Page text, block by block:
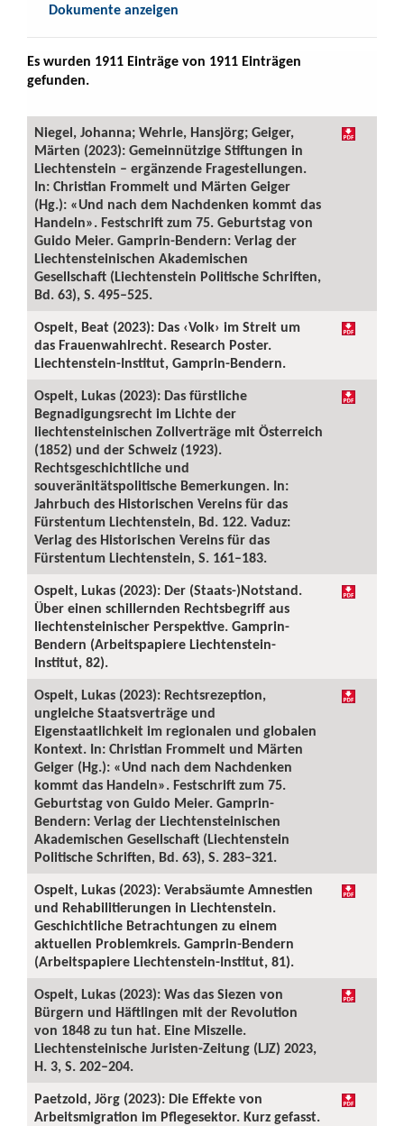
Dokumente anzeigen
Es wurden 1911 Einträge von 1911 Einträgen
gefunden.
Niegel, Johanna; Wehrle, Hansjörg; Geiger,
Märten (2023): Gemeinnützige Stiftungen in
Liechtenstein – ergänzende Fragestellungen.
In: Christian Frommelt und Märten Geiger
(Hg.): «Und nach dem Nachdenken kommt das
Handeln». Festschrift zum 75. Geburtstag von
Guido Meier. Gamprin-Bendern: Verlag der
Liechtensteinischen Akademischen
Gesellschaft (Liechtenstein Politische Schriften,
Bd. 63), S. 495–525.
Ospelt, Beat (2023): Das ‹Volk› im Streit um
das Frauenwahlrecht. Research Poster.
Liechtenstein-Institut, Gamprin-Bendern.
Ospelt, Lukas (2023): Das fürstliche
Begnadigungsrecht im Lichte der
liechtensteinischen Zollverträge mit Österreich
(1852) und der Schweiz (1923).
Rechtsgeschichtliche und
souveränitätspolitische Bemerkungen. In:
Jahrbuch des Historischen Vereins für das
Fürstentum Liechtenstein, Bd. 122. Vaduz:
Verlag des Historischen Vereins für das
Fürstentum Liechtenstein, S. 161–183.
Ospelt, Lukas (2023): Der (Staats-)Notstand.
Über einen schillernden Rechtsbegriff aus
liechtensteinischer Perspektive. Gamprin-
Bendern (Arbeitspapiere Liechtenstein-
Institut, 82).
Ospelt, Lukas (2023): Rechtsrezeption,
ungleiche Staatsverträge und
Eigenstaatlichkeit im regionalen und globalen
Kontext. In: Christian Frommelt und Märten
Geiger (Hg.): «Und nach dem Nachdenken
kommt das Handeln». Festschrift zum 75.
Geburtstag von Guido Meier. Gamprin-
Bendern: Verlag der Liechtensteinischen
Akademischen Gesellschaft (Liechtenstein
Politische Schriften, Bd. 63), S. 283–321.
Ospelt, Lukas (2023): Verabsäumte Amnestien
und Rehabilitierungen in Liechtenstein.
Geschichtliche Betrachtungen zu einem
aktuellen Problemkreis. Gamprin-Bendern
(Arbeitspapiere Liechtenstein-Institut, 81).
Ospelt, Lukas (2023): Was das Siezen von
Bürgern und Häftlingen mit der Revolution
von 1848 zu tun hat. Eine Miszelle.
Liechtensteinische Juristen-Zeitung (LJZ) 2023,
H. 3, S. 202–204.
Paetzold, Jörg (2023): Die Effekte von
Arbeitsmigration im Pflegesektor. Kurz gefasst.